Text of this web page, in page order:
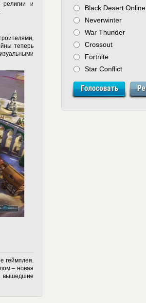
религии и
теперь
геймплея.
– новая
вышедшие
Black Desert Online
Neverwinter
War Thunder
Crossout
Fortnite
Star Conflict